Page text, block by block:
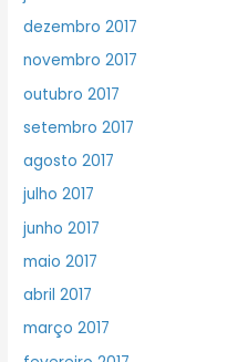
dezembro 2017
novembro 2017
outubro 2017
setembro 2017
agosto 2017
julho 2017
junho 2017
maio 2017
abril 2017
março 2017